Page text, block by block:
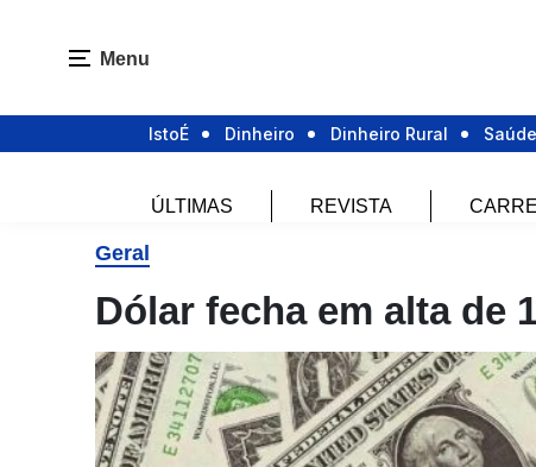
Menu
IstoÉ Dinheiro Dinheiro Rural Saúde
ÚLTIMAS REVISTA
Geral
Dólar fecha em alta de